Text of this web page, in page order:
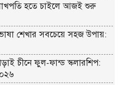
হতে চাইলে আজই শুরু
শেখার সবচেয়ে সহজ উপায়:
চীনে ফুল-ফান্ড স্কলারশিপ: